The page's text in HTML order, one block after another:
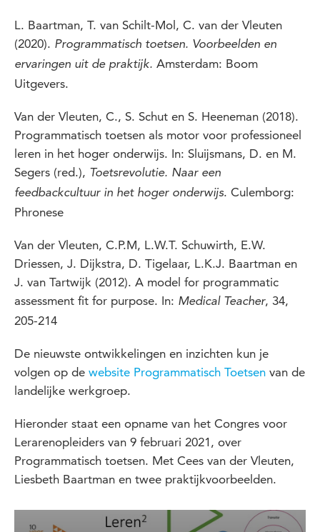
L. Baartman, T. van Schilt-Mol, C. van der Vleuten
(2020). Programmatisch toetsen. Voorbeelden en
ervaringen uit de praktijk. Amsterdam: Boom
Uitgevers.
Van der Vleuten, C., S. Schut en S. Heeneman (2018).
Programmatisch toetsen als motor voor professioneel
leren in het hoger onderwijs. In: Sluijsmans, D. en M.
Segers (red.), Toetsrevolutie. Naar een
feedbackcultuur in het hoger onderwijs. Culemborg:
Phronese
Van der Vleuten, C.P.M, L.W.T. Schuwirth, E.W.
Driessen, J. Dijkstra, D. Tigelaar, L.K.J. Baartman en
J. van Tartwijk (2012). A model for programmatic
assessment fit for purpose. In: Medical Teacher, 34,
205-214
De nieuwste ontwikkelingen en inzichten kun je
volgen op de website Programmatisch Toetsen van de
landelijke werkgroep.
Hieronder staat een opname van het Congres voor
Lerarenopleiders van 9 februari 2021, over
Programmatisch toetsen. Met Cees van der Vleuten,
Liesbeth Baartman en twee praktijkvoorbeelden.